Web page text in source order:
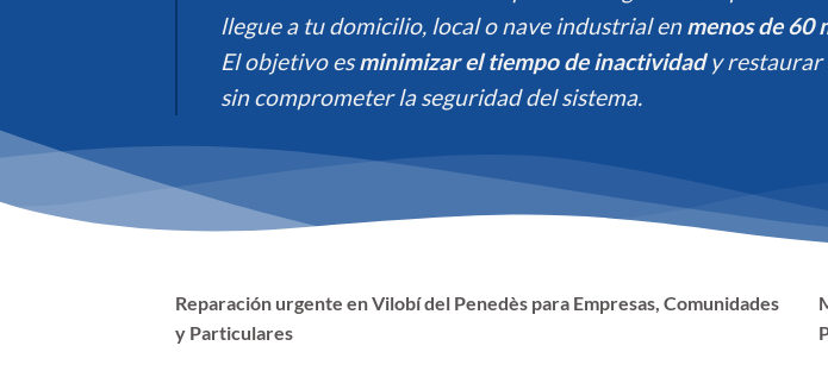
llegue a tu domicilio, local o nave industrial enmenos de 60
El objetivo esminimizar el tiempo de inactividady restaurar
sin comprometer la seguridad del sistema.
Reparación urgente en Vilobí del Penedès para Empresas, Comunidades
y Particulares